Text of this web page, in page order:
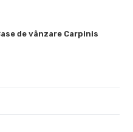
de vânzare Carpinis
și un front stradal
pentru copii sau chiar
și este compartimentată